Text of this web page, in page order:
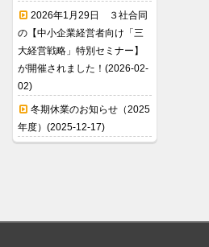
2026年1月29日 ３社合同
の【中小企業経営者向け「三
大経営戦略」特別セミナー】
が開催されました！(2026-02-
02)
冬期休業のお知らせ（2025
年度）(2025-12-17)